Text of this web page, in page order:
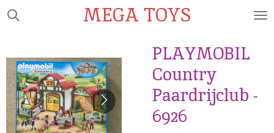
Ga
de
hoofdinhoud
MEGA TOYS
PLAYMOBIL
Country
Paardrijclub -
6926